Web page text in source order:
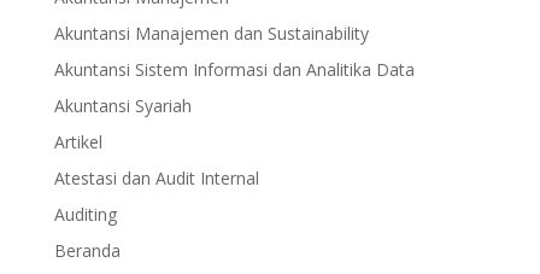
Akuntansi Manajemen dan Sustainability
Akuntansi Sistem Informasi dan Analitika Data
Akuntansi Syariah
Artikel
Atestasi dan Audit Internal
Auditing
Beranda